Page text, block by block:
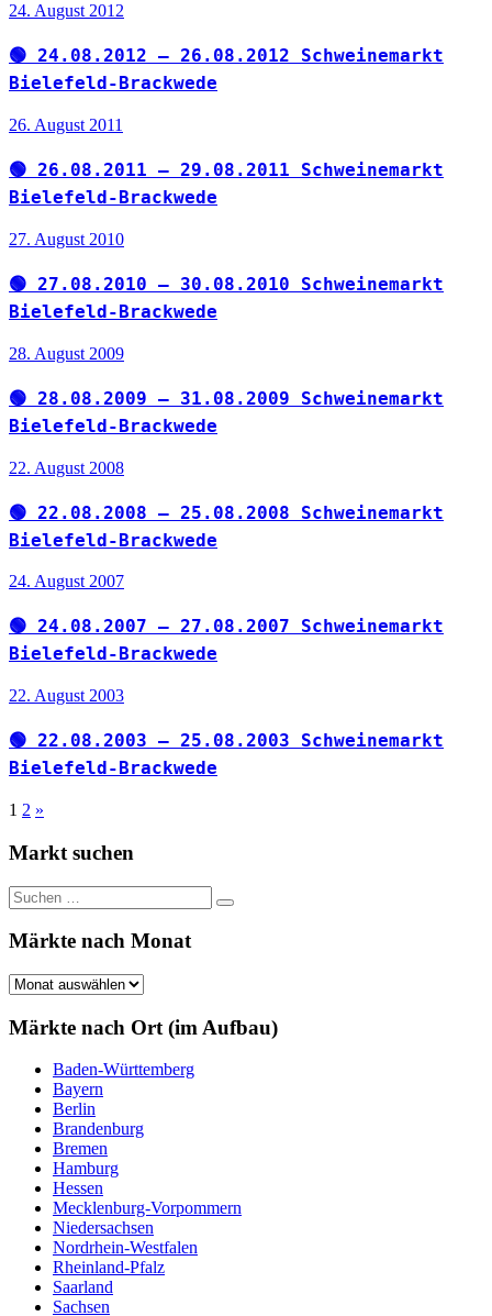
24. August 2012
🟢 24.08.2012 – 26.08.2012 Schweinemarkt
Bielefeld-Brackwede
26. August 2011
🟢 26.08.2011 – 29.08.2011 Schweinemarkt
Bielefeld-Brackwede
27. August 2010
🟢 27.08.2010 – 30.08.2010 Schweinemarkt
Bielefeld-Brackwede
28. August 2009
🟢 28.08.2009 – 31.08.2009 Schweinemarkt
Bielefeld-Brackwede
22. August 2008
🟢 22.08.2008 – 25.08.2008 Schweinemarkt
Bielefeld-Brackwede
24. August 2007
🟢 24.08.2007 – 27.08.2007 Schweinemarkt
Bielefeld-Brackwede
22. August 2003
🟢 22.08.2003 – 25.08.2003 Schweinemarkt
Bielefeld-Brackwede
Seitennummerierung
der
1 2 Nächste
»
Markt suchen
Suchen
nach:
Suchen
Märkte nach Monat
Märkte
Monat
Märkte nach Ort (im Aufbau)
Baden-Württemberg
Bayern
Berlin
Brandenburg
Bremen
Hamburg
Hessen
Mecklenburg-Vorpommern
Niedersachsen
Nordrhein-Westfalen
Rheinland-Pfalz
Saarland
Sachsen